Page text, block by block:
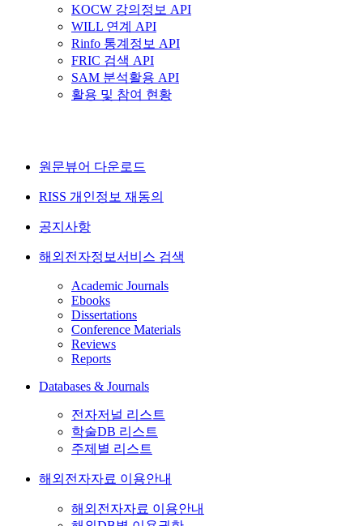
KOCW 강의정보 API
WILL 연계 API
Rinfo 통계정보 API
FRIC 검색 API
SAM 분석활용 API
활용 및 참여 현황
원문뷰어 다운로드
RISS 개인정보 재동의
공지사항
해외전자정보서비스 검색
Academic Journals
Ebooks
Dissertations
Conference Materials
Reviews
Reports
Databases & Journals
전자저널 리스트
학술DB 리스트
주제별 리스트
해외전자자료 이용안내
해외전자자료 이용안내